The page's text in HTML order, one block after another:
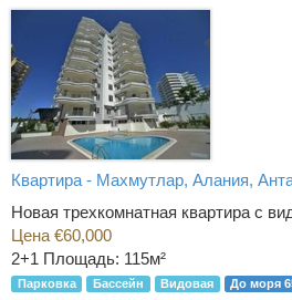
Квартира - Махмутлар, Алания,
Новая трехкомнатная квартира с
Цена €60,000
2+1 Площадь: 115м²
Парковка Бассейн Видовая До моря